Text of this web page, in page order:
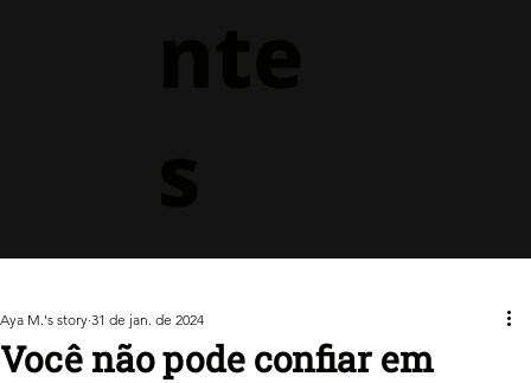
Você não pode confiar em
Aya M.'s story 31 de jan. de 2024